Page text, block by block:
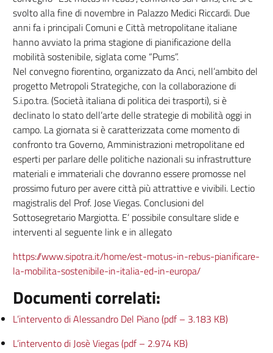
svolto alla fine di novembre in Palazzo Medici Riccardi. Due
anni fa i principali Comuni e Città metropolitane italiane
hanno avviato la prima stagione di pianificazione della
mobilità sostenibile, siglata come “Pums”.
Nel convegno fiorentino, organizzato da Anci, nell’ambito del
progetto Metropoli Strategiche, con la collaborazione di
S.i.po.tra. (Società italiana di politica dei trasporti), si è
declinato lo stato dell’arte delle strategie di mobilità oggi in
campo. La giornata si è caratterizzata come momento di
confronto tra Governo, Amministrazioni metropolitane ed
esperti per parlare delle politiche nazionali su infrastrutture
materiali e immateriali che dovranno essere promosse nel
prossimo futuro per avere città più attrattive e vivibili. Lectio
magistralis del Prof. Jose Viegas. Conclusioni del
Sottosegretario Margiotta. E’ possibile consultare slide e
interventi al seguente link e in allegato
https://www.sipotra.it/home/est-motus-in-rebus-pianificare-
la-mobilita-sostenibile-in-italia-ed-in-europa/
Documenti correlati:
L’intervento di Alessandro Del Piano (pdf – 3.183 KB)
L’intervento di Josè Viegas (pdf – 2.974 KB)